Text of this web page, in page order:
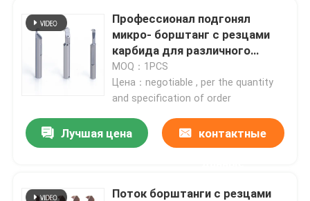
Профессионал подгонял
микро- борштанг с резцами
карбида для различного
сверлильного подвергая
механической обработке
требования
MOQ：1PCS
Цена：negotiable , per the quantity
and specification of order
Лучшая цена контактные
Поток борштанги с резцами